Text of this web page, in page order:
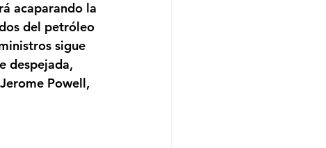
acaparando la
del petróleo
sigue
despejada,
Powell,